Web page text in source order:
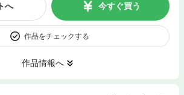
へ 今すぐ買う
作品をチェックする
作品情報へ